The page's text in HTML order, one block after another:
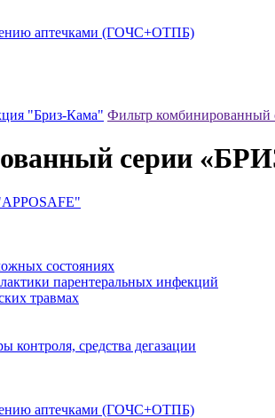
аптечками (ГОЧС+ОТПБ)
"Бриз-Кама" Фильтр
серии
состояниях
парентеральных инфекций
травмах
средства дегазации
аптечками (ГОЧС+ОТПБ)